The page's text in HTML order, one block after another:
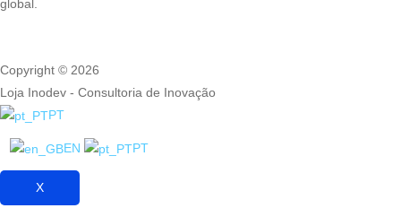
global.
Copyright © 2026
Loja Inodev - Consultoria de Inovação
PT
EN PT
X